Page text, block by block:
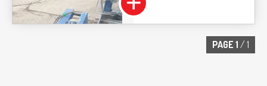
PAGE 1 / 1